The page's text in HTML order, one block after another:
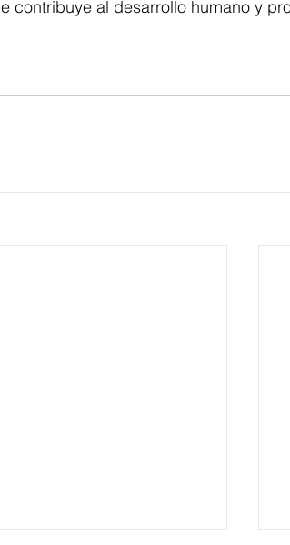
contribuye al desarrollo humano y